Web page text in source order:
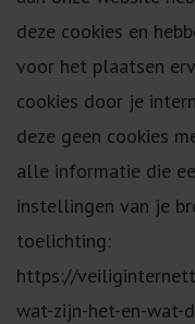
deze cookies en
voor het plaatsen
cookies door je
deze geen cookies
alle informatie die
instellingen van je
toelichting:
https://
wat-zijn-het-en-wat-